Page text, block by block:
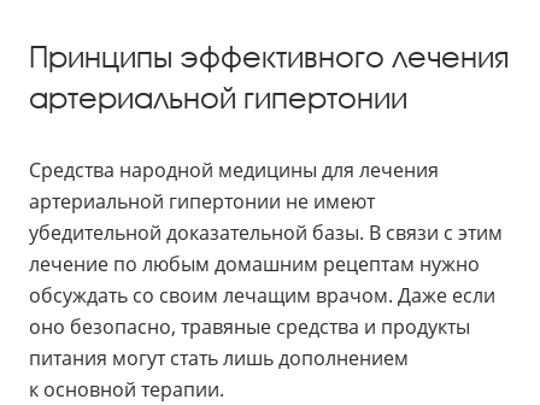
Принципы эффективного лечения
артериальной гипертонии
Средства народной медицины для лечения
артериальной гипертонии не имеют
убедительной доказательной базы. В связи с этим
лечение по любым домашним рецептам нужно
обсуждать со своим лечащим врачом. Даже если
оно безопасно, травяные средства и продукты
питания могут стать лишь дополнением
к основной терапии.